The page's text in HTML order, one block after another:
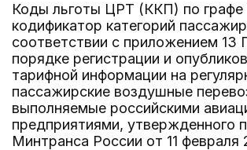
Коды льготы ЦРТ (ККП) по графе
кодификатор категорий
соответствии с приложением 13
порядке регистрации и
тарифной информации на
пассажирские воздушные
выполняемые российскими
предприятиями, утвержденного
Минтранса России от 11 февраля